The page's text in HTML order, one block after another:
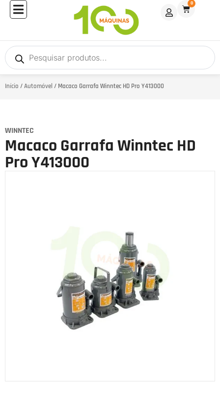
0
Início /Automóvel / Macaco Garrafa Winntec HD Pro Y413000
WINNTEC
Macaco Garrafa Winntec HD
Pro Y413000